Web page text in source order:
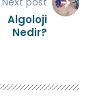
Algoloji
Nedir?